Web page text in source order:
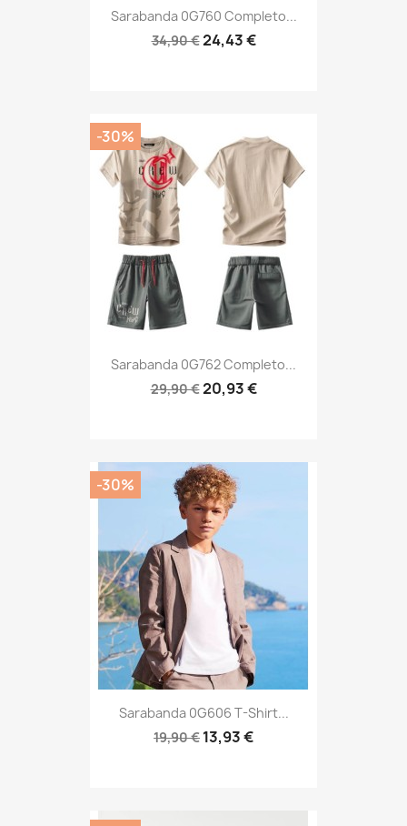
Sarabanda 0G760 Completo...
34,90 €24,43 €
Sarabanda 0G762 Completo...
29,90 €20,93 €
-30%
Sarabanda 0G606 T-Shirt...
19,90 € 13,93 €
-30%